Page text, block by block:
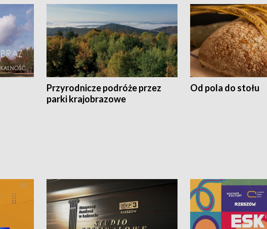
Przyrodnicze podróże przez
parki krajobrazowe
Od pola do stołu